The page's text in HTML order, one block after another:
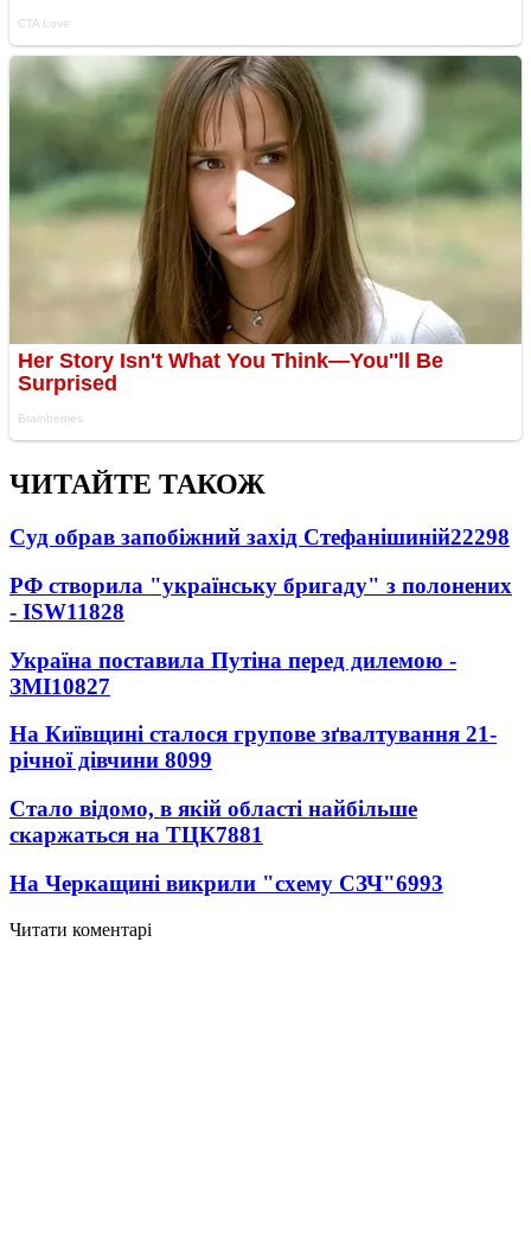
ЧИТАЙТЕ ТАКОЖ
Суд обрав запобіжний захід Стефанішиній22298
РФ створила "українську бригаду" з полонених
- ISW11828
Україна поставила Путіна перед дилемою -
ЗМІ10827
На Київщині сталося групове зґвалтування 21-
річної дівчини 8099
Стало відомо, в якій області найбільше
скаржаться на ТЦК7881
На Черкащині викрили "схему СЗЧ"6993
Читати коментарі